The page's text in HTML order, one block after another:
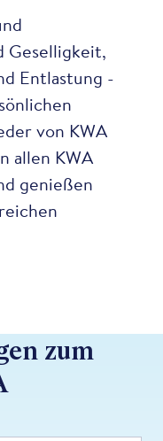
Geselligkeit,
Entlastung -
von KWA
allen KWA
genießen
zum